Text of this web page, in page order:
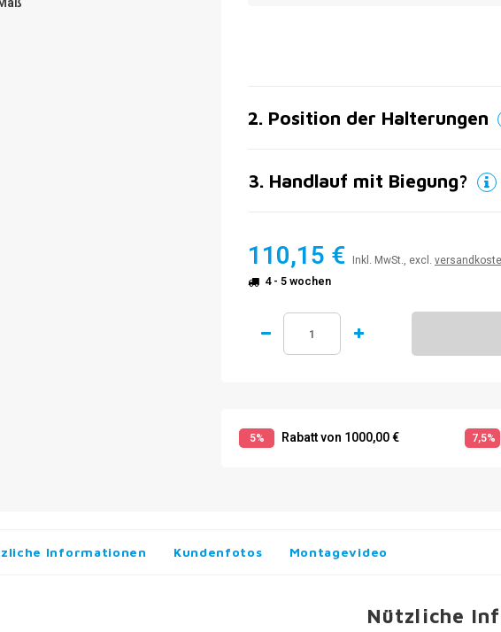
2. Position der Halterungen
3. Handlauf mit Biegung?
110,15 € Inkl. MwSt., excl.
4 - 5 wochen
5% Rabatt von 1000,00 € 7,5%
Informationen Kundenfotos Montagevideo
Nützliche